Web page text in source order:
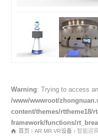
Warning: Trying to access
/www/wwwroot/
content/themes/rttheme18/
framework/functions/
首页 AR MR VR设备 智能迎